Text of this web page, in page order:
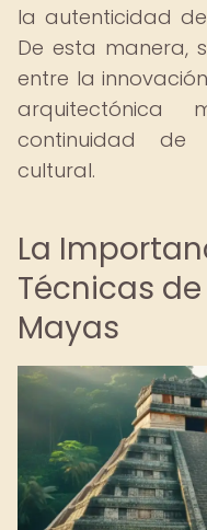
la autenticidad
De esta manera,
entre la
arquitectónica
continuidad de
cultural.
La
Técnicas
Mayas